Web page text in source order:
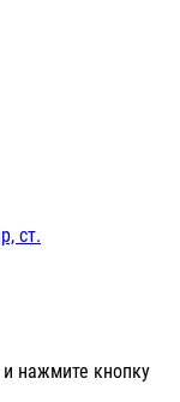
ст.
нажмите кнопку